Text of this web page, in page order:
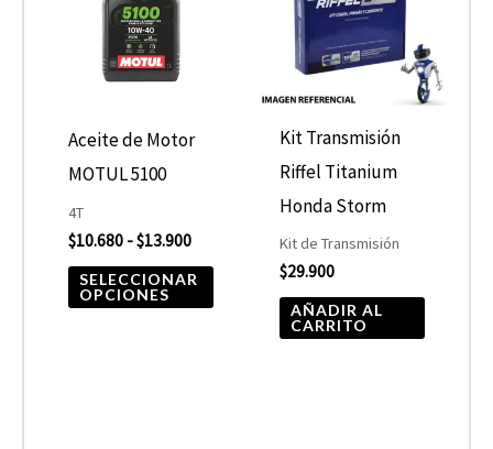
Aceite de Motor
MOTUL 5100
4T
$10.680 -$13.900
SELECCIONAR
OPCIONES
opciones
en
la
Kit Transmisión
Riffel Titanium
Honda Storm
Kit de Transmisión
$29.900
AÑADIR AL
CARRITO